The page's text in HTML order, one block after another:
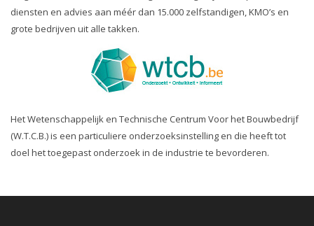
diensten en advies aan méér dan 15.000 zelfstandigen, KMO’s en
grote bedrijven uit alle takken.
Het Wetenschappelijk en Technische Centrum Voor het Bouwbedrijf
(W.T.C.B.) is een particuliere onderzoeksinstelling en die heeft tot
doel het toegepast onderzoek in de industrie te bevorderen.